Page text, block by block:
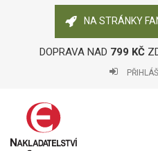
NA STRÁNKY
DOPRAVA NAD 799 KČ